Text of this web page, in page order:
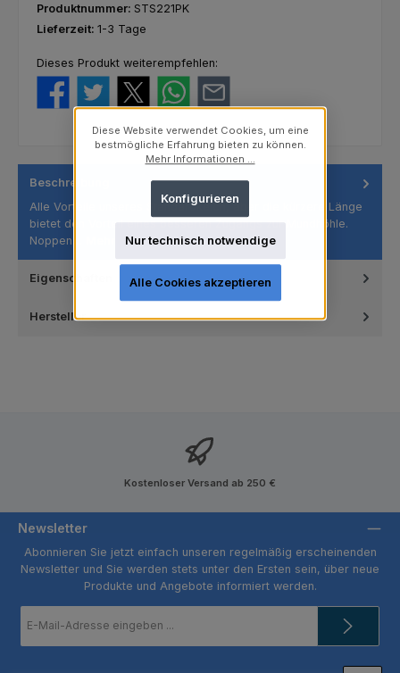
Produktnummer: STS221PK
Lieferzeit: 1-3 Tage
Dieses Produkt weiterempfehlen:
Beschreibung
Alle Vorteile unseres Standardkelch, aber die kürzere Länge
bietet den Vorteil eines besseren Zugangs zur Mundhöhle.
Noppen…
Eigenschaften
Hersteller
Kostenloser Versand ab 250 €
Newsletter
Abonnieren Sie jetzt einfach unseren regelmäßig erscheinenden
Newsletter und Sie werden stets unter den Ersten sein, über neue
Produkte und Angebote informiert werden.
Mail-
Diese Website verwendet Cookies, um eine
bestmögliche Erfahrung bieten zu können.
Mehr Informationen ...
Nur technisch notwendige
Konfigurieren
Alle Cookies akzeptieren